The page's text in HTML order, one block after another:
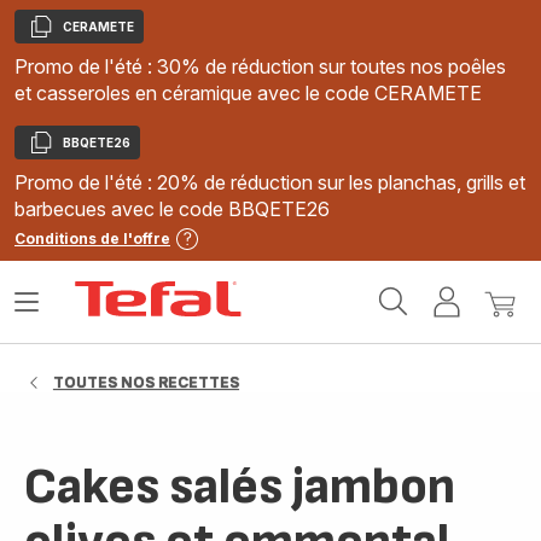
Copier
CERAMETE
Promo de l'été : 30% de réduction sur toutes nos poêles
et casseroles en céramique avec le code CERAMETE
Copier
BBQETE26
Promo de l'été : 20% de réduction sur les planchas, grills et
barbecues avec le code BBQETE26
Conditions de l'offre
MonMon
Ouvrir
TOUTES NOS RECETTES
Cakes salés jambon